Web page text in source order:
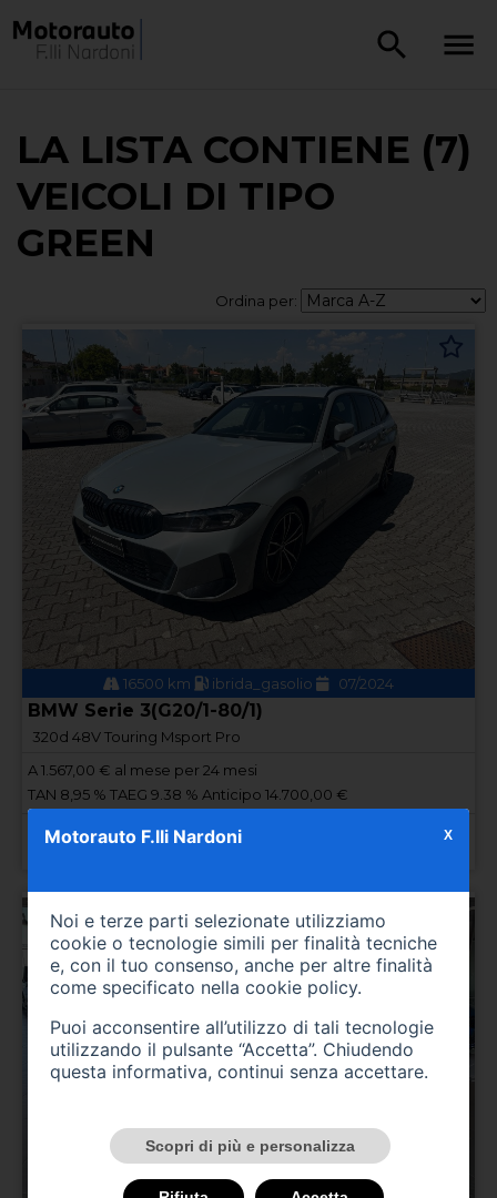
LA LISTA CONTIENE (7)
VEICOLI DI TIPO
GREEN
Ordina per:
16500 km ibrida_gasolio 07/2024
BMW Serie 3(G20/1-80/1)
320d 48V Touring Msport Pro
A1.567,00 € al mese per 24 mesi
TAN 8,95 % TAEG 9.38 % Anticipo 14.700,00 €
Prezzo 49.000,00 €
Motorauto F.lli Nardoni
Noi e terze parti selezionate utilizziamo
cookie o tecnologie simili per finalità tecniche
e, con il tuo consenso, anche per altre finalità
come specificato nella cookie policy.
Puoi acconsentire all’utilizzo di tali tecnologie
utilizzando il pulsante “Accetta”. Chiudendo
questa informativa, continui senza accettare.
Scopri di più e personalizza
X